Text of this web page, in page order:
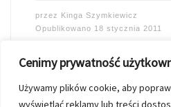
Cenimy prywatność
Używamy plików cookie, aby
wyświetlać reklamy lub treści
przez
Kinga Szymkiewicz
Opublikowano 18 stycznia 2011